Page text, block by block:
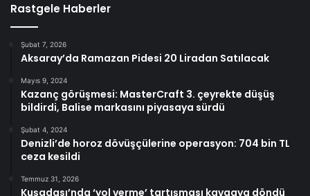
Rastgele Haberler
Şubat 7, 2026
Aksaray’da Ramazan Pidesi 20 Liradan Satılacak
Mayıs 9, 2024
Kazanç görüşmesi: MasterCraft 3. çeyrekte düşüş
bildirdi, Balise markasını piyasaya sürdü
Şubat 4, 2024
Denizli’de horoz dövüşçülerine operasyon: 704 bin TL
ceza kesildi
Temmuz 31, 2026
Kuşadası’nda ‘yol verme’ tartışması kavgaya döndü